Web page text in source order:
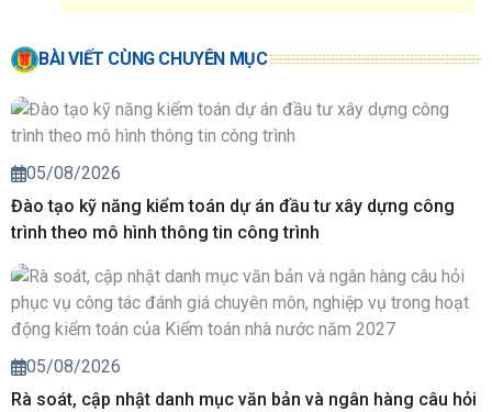
BÀI VIẾT CÙNG CHUYÊN MỤC
05/08/2026
Đào tạo kỹ năng kiểm toán dự án đầu tư xây dựng công
trình theo mô hình thông tin công trình
05/08/2026
Rà soát, cập nhật danh mục văn bản và ngân hàng câu hỏi